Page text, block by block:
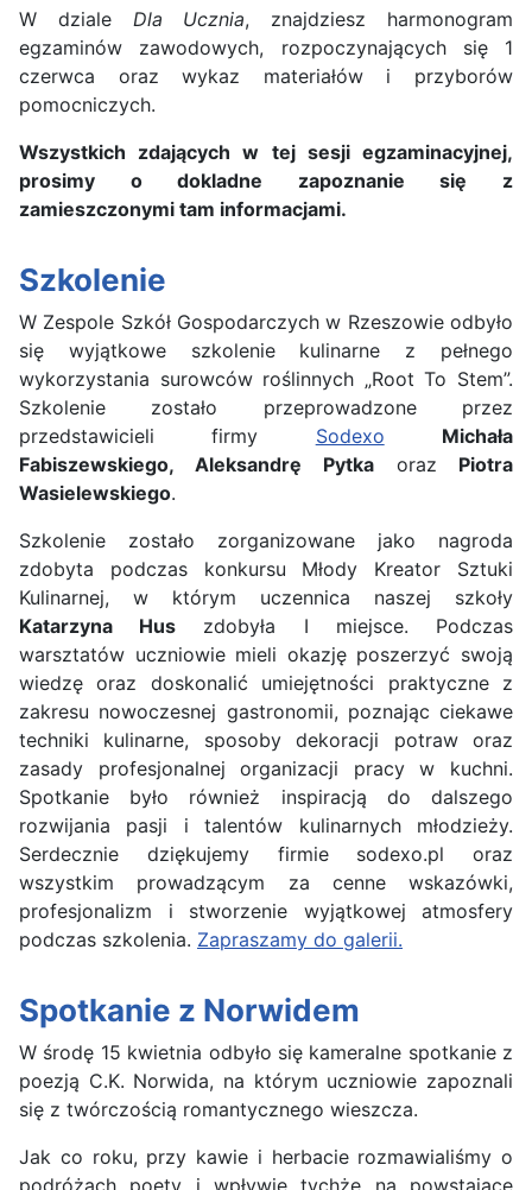
W dziale Dla Ucznia, znajdziesz harmonogram
egzaminów zawodowych, rozpoczynających się 1
czerwca oraz wykaz materiałów i przyborów
pomocniczych.
Wszystkich zdających w tej sesji egzaminacyjnej,
prosimy o dokladne zapoznanie się z
zamieszczonymi tam informacjami.
Szkolenie
W Zespole Szkół Gospodarczych w Rzeszowie odbyło
się wyjątkowe szkolenie kulinarne z pełnego
wykorzystania surowców roślinnych „Root To Stem”.
Szkolenie zostało przeprowadzone przez
przedstawicieli firmy Sodexo
Michała
Fabiszewskiego, Aleksandrę Pytka oraz Piotra
Wasielewskiego.
Szkolenie zostało zorganizowane jako nagroda
zdobyta podczas konkursu Młody Kreator Sztuki
Kulinarnej, w którym uczennica naszej szkoły
Katarzyna Hus zdobyła I miejsce. Podczas
warsztatów uczniowie mieli okazję poszerzyć swoją
wiedzę oraz doskonalić umiejętności praktyczne z
zakresu nowoczesnej gastronomii, poznając ciekawe
techniki kulinarne, sposoby dekoracji potraw oraz
zasady profesjonalnej organizacji pracy w kuchni.
Spotkanie było również inspiracją do dalszego
rozwijania pasji i talentów kulinarnych młodzieży.
Serdecznie dziękujemy firmie sodexo.pl⁠ oraz
wszystkim prowadzącym za cenne wskazówki,
profesjonalizm i stworzenie wyjątkowej atmosfery
podczas szkolenia. Zapraszamy do galerii.
Spotkanie z Norwidem
W środę 15 kwietnia odbyło się kameralne spotkanie z
poezją C.K. Norwida, na którym uczniowie zapoznali
się z twórczością romantycznego wieszcza.
Jak co roku, przy kawie i herbacie rozmawialiśmy o
podróżach poety i wpływie tychże na powstające